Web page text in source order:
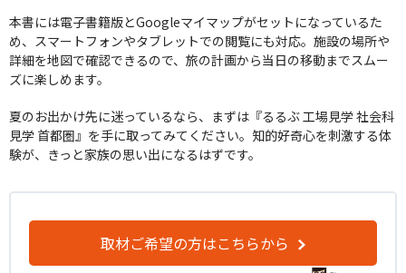
本書には電子書籍版とGoogleマイマップがセットになっているた
め、スマートフォンやタブレットでの閲覧にも対応。施設の場所や
詳細を地図で確認できるので、旅の計画から当日の移動までスムー
ズに楽しめます。
夏のお出かけ先に迷っているなら、まずは『るるぶ 工場見学 社会科
見学 首都圏』を手に取ってみてください。知的好奇心を刺激する体
験が、きっと家族の思い出になるはずです。
取材ご希望の方はこちらから